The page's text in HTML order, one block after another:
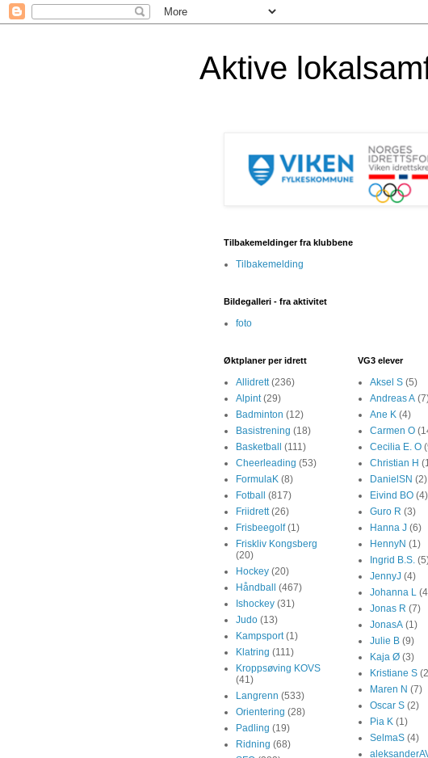
Aktive
Tilbakemeldinger fra klubbene
Tilbakemelding
Bildegalleri - fra aktivitet
foto
Øktplaner per idrett
Allidrett (236)
Alpint (29)
Badminton (12)
Basistrening (18)
Basketball
(111)
Cheerleading (53)
FormulaK (8)
Fotball
(817)
Friidrett (26)
Frisbeegolf (1)
Friskliv Kongsberg
(20)
Hockey (20)
Håndball
(467)
Ishockey (31)
Judo (13)
Kampsport (1)
Klatring (111)
Kroppsøving KOVS
(41)
Langrenn (533)
Orientering (28)
Padling (19)
Ridning (68)
VG3 elever
Aksel S (5)
Andreas A
Ane K (4)
Carmen O
Cecilia E. O
Christian H
DanielSN (2)
Eivind BO (4)
Guro R (3)
Hanna J (6)
HennyN (1)
Ingrid B.S.
JennyJ (4)
Johanna L
Jonas R (7)
JonasA (1)
Julie B (9)
Kaja Ø (3)
Kristiane S
Maren N (7)
Oscar S (2)
Pia K (1)
SelmaS (4)